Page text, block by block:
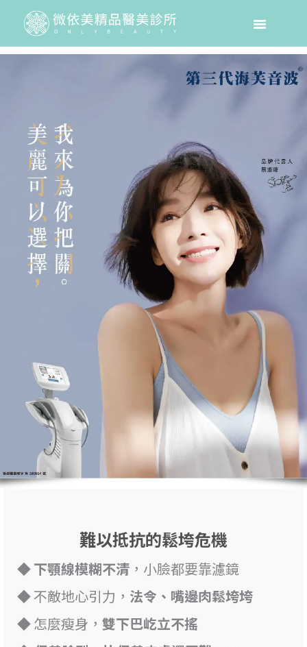
難以抵抗的鬆垮危機
◆下顎線模糊不清 ，小臉都要靠濾鏡
◆ 不敵地心引力， 法令、嘴邊肉鬆垮垮
◆ 怎麼瘦身， 雙下巴屹立不搖